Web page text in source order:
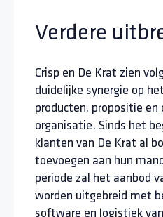
Verdere
Crisp en De Krat zien
duidelijke synergie op
producten, propositie en
organisatie. Sinds het
klanten van De Krat al
toevoegen aan hun
periode zal het aanbod
worden uitgebreid met
software en logistiek